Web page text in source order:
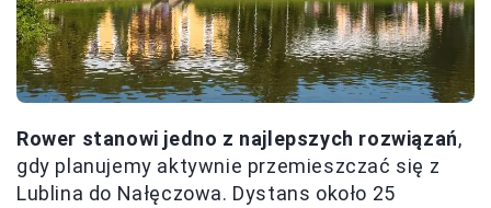
Rower stanowi jedno z najlepszych rozwiązań,
gdy planujemy aktywnie przemieszczać się z
Lublina do Nałęczowa. Dystans około 25